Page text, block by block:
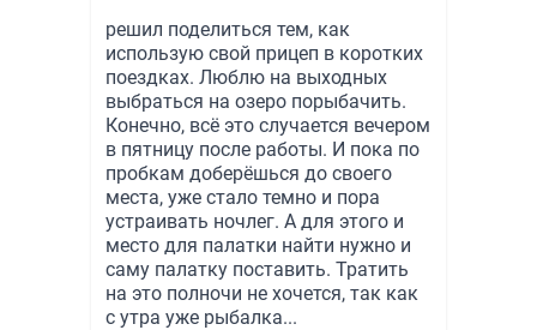
решил поделиться тем, как
использую свой прицеп в коротких
поездках. Люблю на выходных
выбраться на озеро порыбачить.
Конечно, всё это случается вечером
в пятницу после работы. И пока по
пробкам доберёшься до своего
места, уже стало темно и пора
устраивать ночлег. А для этого и
место для палатки найти нужно и
саму палатку поставить. Тратить
на это полночи не хочется, так как
с утра уже рыбалка...